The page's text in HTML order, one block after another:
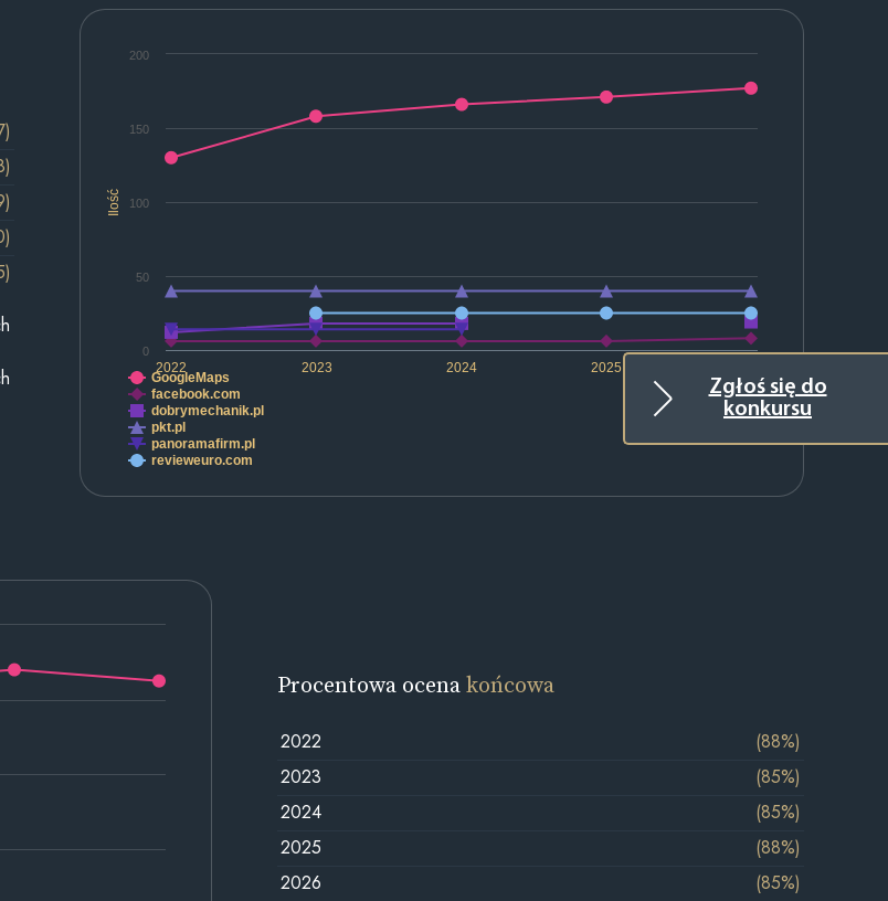
Zgłoś się do
konkursu
Ilość
2022 2023 2024 2025
0
50
100
150
200
GoogleMaps
facebook.com
dobrymechanik.pl
pkt.pl
panoramafirm.pl
revieweuro.com
Procentowa ocenakońcowa
2022
(88%)
2023
(85%)
2024
(85%)
2025
(88%)
2026
(85%)